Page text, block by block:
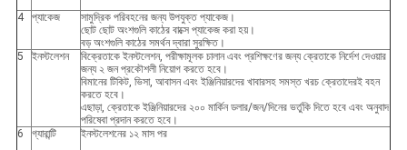
4
প্যাকেজ
সামুদ্রিক পরিবহনের জন্য উপযুক্ত প্যাকেজ।
ছোট ছোট অংশগুলি কাঠের বাক্সে প্যাকেজ করা হয়।
বড় অংশগুলি কাঠের সমর্থন দ্বারা সুরক্ষিত।
5
ইনস্টলেশন
বিক্রেতাকে ইনস্টলেশন, পরীক্ষামূলক চালান এবং প্রশিক্ষণের জন্য ক্রেতাকে নির্দেশ দেওয়ার
জন্য ২ জন প্রকৌশলী নিয়োগ করতে হবে।
বিমানের টিকিট, ভিসা, আবাসন এবং ইঞ্জিনিয়ারদের খাবারসহ সমস্ত খরচ ক্রেতাদেরই বহন
করতে হবে।
এছাড়া, ক্রেতাকে ইঞ্জিনিয়ারদের ২০০ মার্কিন ডলার/জন/দিনের ভর্তুকি দিতে হবে এবং অনুবাদ
পরিষেবা প্রদান করতে হবে।
6
গ্যারান্টি
ইনস্টলেশনের ১২ মাস পর